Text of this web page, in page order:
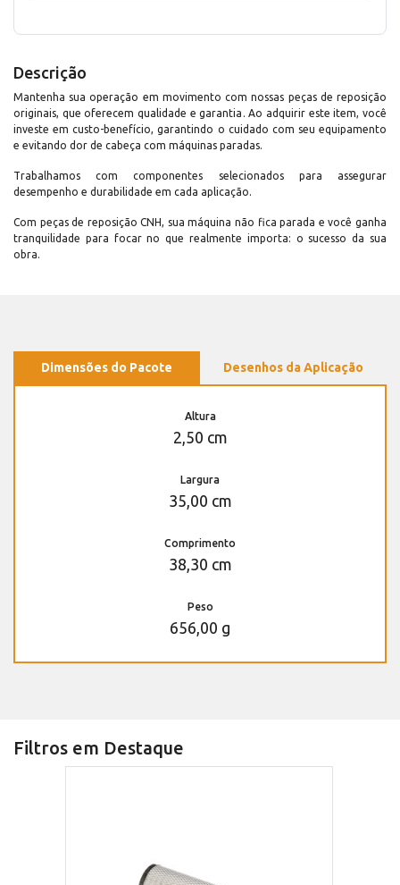
Descrição
Mantenha sua operação em movimento com nossas peças de reposição
originais, que oferecem qualidade e garantia. Ao adquirir este item, você
investe em custo-benefício, garantindo o cuidado com seu equipamento
e evitando dor de cabeça com máquinas paradas.
Trabalhamos com componentes selecionados para assegurar
desempenho e durabilidade em cada aplicação.
Com peças de reposição CNH, sua máquina não fica parada e você ganha
tranquilidade para focar no que realmente importa: o sucesso da sua
obra.
Dimensões do Pacote Desenhos da Aplicação
Altura
2,50 cm
Largura
35,00 cm
Comprimento
38,30 cm
Peso
656,00 g
Filtros em Destaque